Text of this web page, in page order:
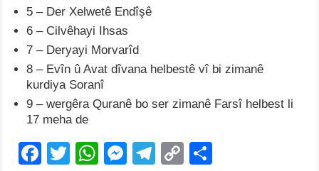
5 – Der Xelwetê Endîşê
6 – Cilvêhayi Ihsas
7 – Deryayi Morvarîd
8 – Evîn û Avat dîvana helbestê vî bi zimanê
kurdiya Soranî
9 – wergêra Quranê bo ser zimanê Farsî helbest li
17 meha de
F
T
W
M
T
C